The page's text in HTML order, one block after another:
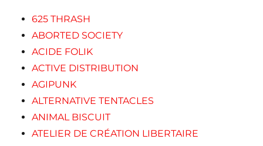
625 THRASH
ABORTED SOCIETY
ACIDE FOLIK
ACTIVE DISTRIBUTION
AGIPUNK
ALTERNATIVE TENTACLES
ANIMAL BISCUIT
ATELIER DE CRÉATION LIBERTAIRE